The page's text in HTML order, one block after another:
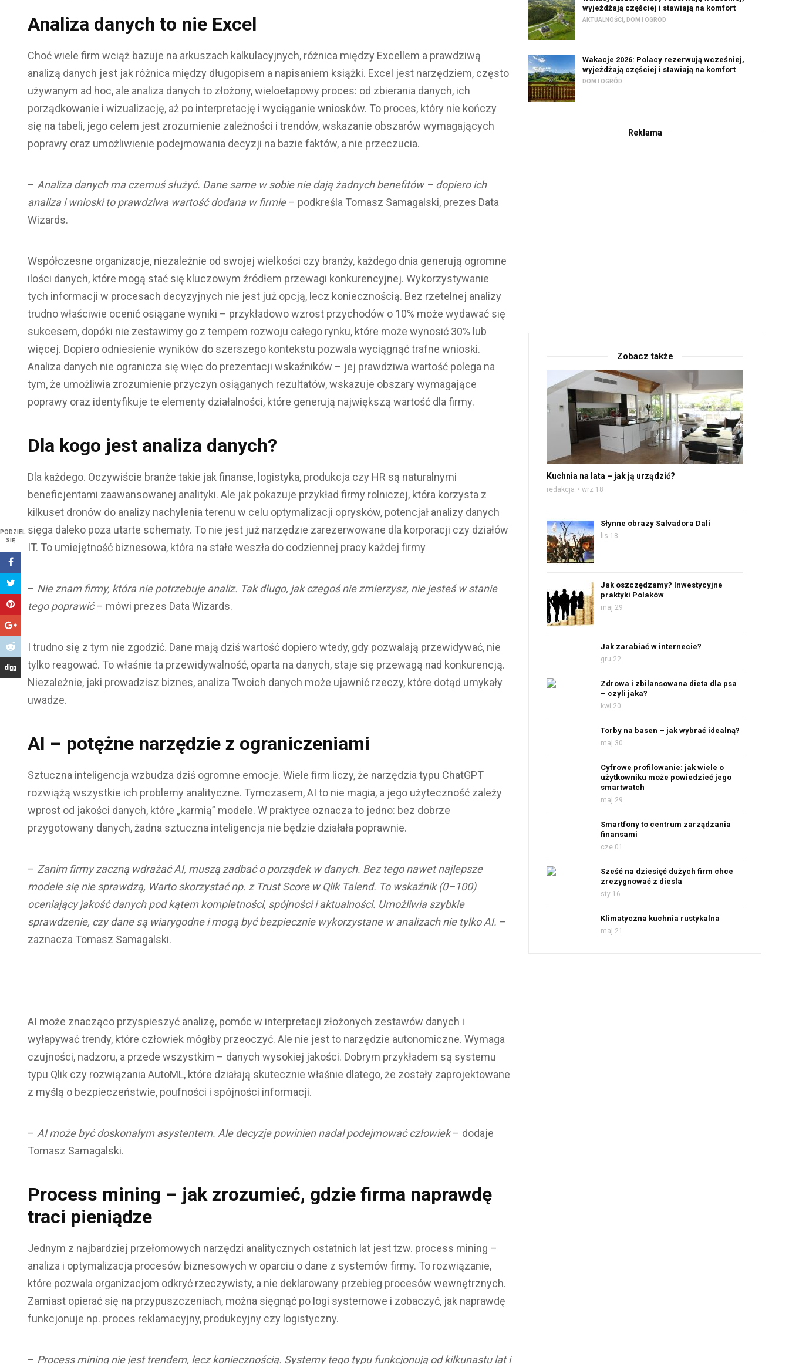
PODZIEL
SIĘ
Analiza danych to nie Excel
Choć wiele firm wciąż bazuje na arkuszach kalkulacyjnych, różnica między Excellem a prawdziwą
analizą danych jest jak różnica między długopisem a napisaniem książki. Excel jest narzędziem, często
używanym ad hoc, ale analiza danych to złożony, wieloetapowy proces: od zbierania danych, ich
porządkowanie i wizualizację, aż po interpretację i wyciąganie wniosków. To proces, który nie kończy
się na tabeli, jego celem jest zrozumienie zależności i trendów, wskazanie obszarów wymagających
poprawy oraz umożliwienie podejmowania decyzji na bazie faktów, a nie przeczucia.
– Analiza danych ma czemuś służyć. Dane same w sobie nie dają żadnych benefitów – dopiero ich
analiza i wnioski to prawdziwa wartość dodana w firmie– podkreśla Tomasz Samagalski, prezes Data
Wizards.
Współczesne organizacje, niezależnie od swojej wielkości czy branży, każdego dnia generują ogromne
ilości danych, które mogą stać się kluczowym źródłem przewagi konkurencyjnej. Wykorzystywanie
tych informacji w procesach decyzyjnych nie jest już opcją, lecz koniecznością. Bez rzetelnej analizy
trudno właściwie ocenić osiągane wyniki – przykładowo wzrost przychodów o 10% może wydawać się
sukcesem, dopóki nie zestawimy go z tempem rozwoju całego rynku, które może wynosić 30% lub
więcej. Dopiero odniesienie wyników do szerszego kontekstu pozwala wyciągnąć trafne wnioski.
Analiza danych nie ogranicza się więc do prezentacji wskaźników – jej prawdziwa wartość polega na
tym, że umożliwia zrozumienie przyczyn osiąganych rezultatów, wskazuje obszary wymagające
poprawy oraz identyfikuje te elementy działalności, które generują największą wartość dla firmy.
Dla kogo jest analiza danych?
Dla każdego. Oczywiście branże takie jak finanse, logistyka, produkcja czy HR są naturalnymi
beneficjentami zaawansowanej analityki. Ale jak pokazuje przykład firmy rolniczej, która korzysta z
kilkuset dronów do analizy nachylenia terenu w celu optymalizacji oprysków, potencjał analizy danych
sięga daleko poza utarte schematy. To nie jest już narzędzie zarezerwowane dla korporacji czy działów
IT. To umiejętność biznesowa, która na stałe weszła do codziennej pracy każdej firmy
– Nie znam firmy, która nie potrzebuje analiz. Tak długo, jak czegoś nie zmierzysz, nie jesteś w stanie
tego poprawić– mówi prezes Data Wizards.
I trudno się z tym nie zgodzić. Dane mają dziś wartość dopiero wtedy, gdy pozwalają przewidywać, nie
tylko reagować. To właśnie ta przewidywalność, oparta na danych, staje się przewagą nad konkurencją.
Niezależnie, jaki prowadzisz biznes, analiza Twoich danych może ujawnić rzeczy, które dotąd umykały
uwadze.
AI – potężne narzędzie z ograniczeniami
Sztuczna inteligencja wzbudza dziś ogromne emocje. Wiele firm liczy, że narzędzia typu ChatGPT
rozwiążą wszystkie ich problemy analityczne. Tymczasem, AI to nie magia, a jego użyteczność zależy
wprost od jakości danych, które „karmią” modele. W praktyce oznacza to jedno: bez dobrze
przygotowany danych, żadna sztuczna inteligencja nie będzie działała poprawnie.
– Zanim firmy zaczną wdrażać AI, muszą zadbać o porządek w danych. Bez tego nawet najlepsze
modele się nie sprawdzą, Warto skorzystać np. z Trust Score w Qlik Talend. To wskaźnik (0–100)
oceniający jakość danych pod kątem kompletności, spójności i aktualności. Umożliwia szybkie
sprawdzenie, czy dane są wiarygodne i mogą być bezpiecznie wykorzystane w analizach nie tylko AI. –
zaznacza Tomasz Samagalski.
AI może znacząco przyspieszyć analizę, pomóc w interpretacji złożonych zestawów danych i
wyłapywać trendy, które człowiek mógłby przeoczyć. Ale nie jest to narzędzie autonomiczne. Wymaga
czujności, nadzoru, a przede wszystkim – danych wysokiej jakości. Dobrym przykładem są systemu
typu Qlik czy rozwiązania AutoML, które działają skutecznie właśnie dlatego, że zostały zaprojektowane
z myślą o bezpieczeństwie, poufności i spójności informacji.
– AI może być doskonałym asystentem. Ale decyzje powinien nadal podejmować człowiek– dodaje
Tomasz Samagalski.
Process mining – jak zrozumieć, gdzie firma naprawdę
traci pieniądze
Jednym z najbardziej przełomowych narzędzi analitycznych ostatnich lat jest tzw. process mining –
analiza i optymalizacja procesów biznesowych w oparciu o dane z systemów firmy. To rozwiązanie,
które pozwala organizacjom odkryć rzeczywisty, a nie deklarowany przebieg procesów wewnętrznych.
Zamiast opierać się na przypuszczeniach, można sięgnąć po logi systemowe i zobaczyć, jak naprawdę
funkcjonuje np. proces reklamacyjny, produkcyjny czy logistyczny.
– Process mining nie jest trendem, lecz koniecznością. Systemy tego typu funkcjonują od kilkunastu lat i
wyjeżdżają częściej i stawiają na komfort
AKTUALNOŚCI DOM I OGRÓD
Wakacje 2026: Polacy rezerwują wcześniej,
wyjeżdżają częściej i stawiają na komfort
DOM I OGRÓD
Reklama
Zobacz także
Kuchnia na lata – jak ją urządzić?
redakcja wrz 18
Słynne obrazy Salvadora Dali
lis 18
Jak oszczędzamy? Inwestycyjne
praktyki Polaków
maj 29
Jak zarabiać w internecie?
gru 22
Zdrowa i zbilansowana dieta dla psa
– czyli jaka?
kwi 20
Torby na basen – jak wybrać idealną?
maj 30
Cyfrowe profilowanie: jak wiele o
użytkowniku może powiedzieć jego
smartwatch
maj 29
Smartfony to centrum zarządzania
finansami
cze 01
Sześć na dziesięć dużych firm chce
zrezygnować z diesla
sty 16
Klimatyczna kuchnia rustykalna
maj 21